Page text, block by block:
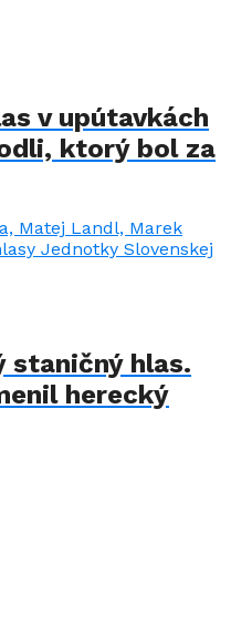
v upútavkách
ktorý bol za
staničný hlas.
herecký